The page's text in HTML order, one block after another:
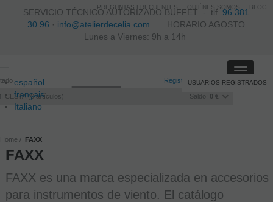
SERVICIO TÉCNICO AUTORIZADO BUFFET -tlf.96 381
30 96 · info@atelierdecelia.com HORARIO AGOSTO
Lunes a Viernes: 9h a 14h
español
français
Italiano
Registro /Iniciar sesión
CESTA 0artículos Saldo: 0 €
USUARIOS REGISTRADOS
Toggle
Home FAXX
FAXX
FAXX es una marca especializada en accesorios
para instrumentos de viento. El catálogo
PREGUNTAS FRECUENTES QUIÉNES SOMOS BLOG